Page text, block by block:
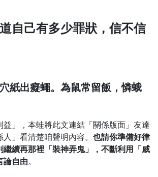
自己有多少罪狀，信不信
紙出癡蠅。為鼠常留飯，憐蛾
益」，本蛙將此文連結「關係版面」友達
」看清楚咱聲明內容。 也請你準備好律
繼續再那裡「裝神弄鬼」，不斷利用「威
論自由。